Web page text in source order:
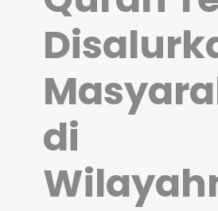
di